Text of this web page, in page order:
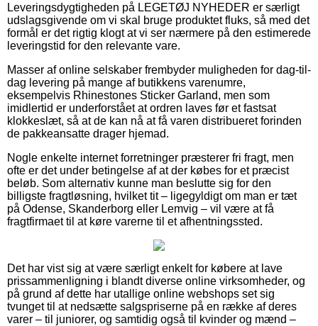
Leveringsdygtigheden på LEGETØJ NYHEDER er særligt
udslagsgivende om vi skal bruge produktet fluks, så med det
formål er det rigtig klogt at vi ser nærmere på den estimerede
leveringstid for den relevante vare.
Masser af online selskaber frembyder muligheden for dag-til-
dag levering på mange af butikkens varenumre,
eksempelvis Rhinestones Sticker Garland, men som
imidlertid er underforstået at ordren laves før et fastsat
klokkeslæt, så at de kan nå at få varen distribueret forinden
de pakkeansatte drager hjemad.
Nogle enkelte internet forretninger præsterer fri fragt, men
ofte er det under betingelse af at der købes for et præcist
beløb. Som alternativ kunne man beslutte sig for den
billigste fragtløsning, hvilket tit – ligegyldigt om man er tæt
på Odense, Skanderborg eller Lemvig – vil være at få
fragtfirmaet til at køre varerne til et afhentningssted.
Det har vist sig at være særligt enkelt for købere at lave
prissammenligning i blandt diverse online virksomheder, og
på grund af dette har utallige online webshops set sig
tvunget til at nedsætte salgspriserne på en række af deres
varer – til juniorer, og samtidig også til kvinder og mænd –